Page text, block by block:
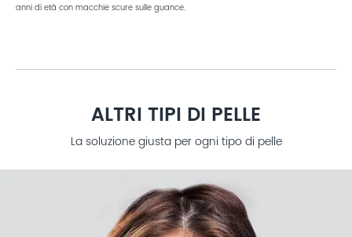
anni di età con macchie scure sulle guance.
ALTRI TIPI DI PELLE
La soluzione giusta per ogni tipo di pelle